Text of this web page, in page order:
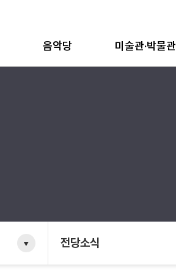
음악당 미술관·박물관
전당소식